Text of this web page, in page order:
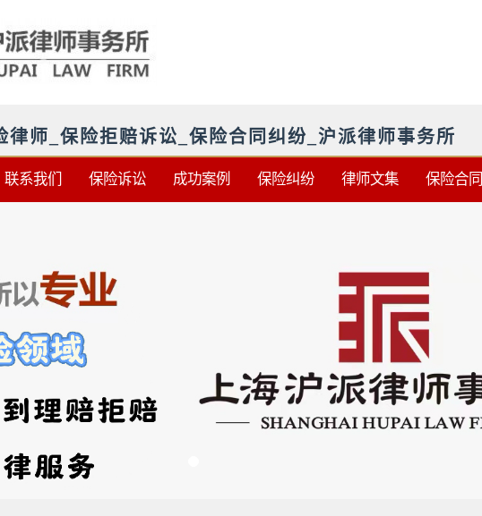
律师_保险拒赔诉讼_保险合同纠纷_沪派律师事务所
联系我们 保险诉讼 成功案例 保险纠纷 律师文集 保险合同